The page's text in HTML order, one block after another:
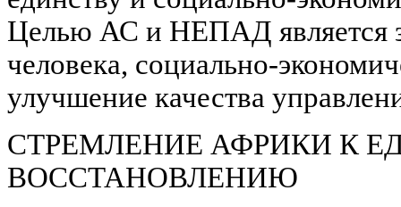
Целью АС и НЕПАД является
человека, социально-
улучшение качества
СТРЕМЛЕНИЕ АФРИКИ К
ВОССТАНОВЛЕНИЮ